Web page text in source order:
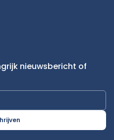
nieuwsbericht of